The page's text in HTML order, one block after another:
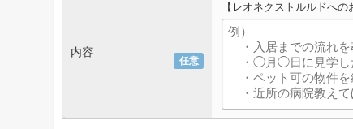
任意
内容
【レオネクストルルドへの